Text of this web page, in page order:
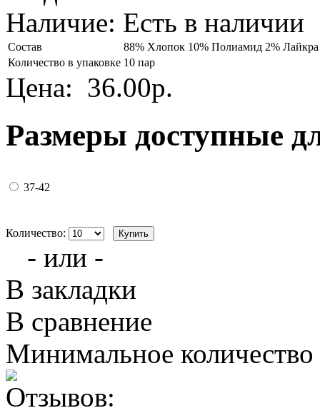
Наличие: Есть в наличии
Состав
88% Хлопок 10% Полиамид 2% Лайкра
Количество в упаковке 10 пар
Цена: 36.00р.
Размеры доступные
37-42
Количество:
- или -
В закладки
В сравнение
Минимальное количество